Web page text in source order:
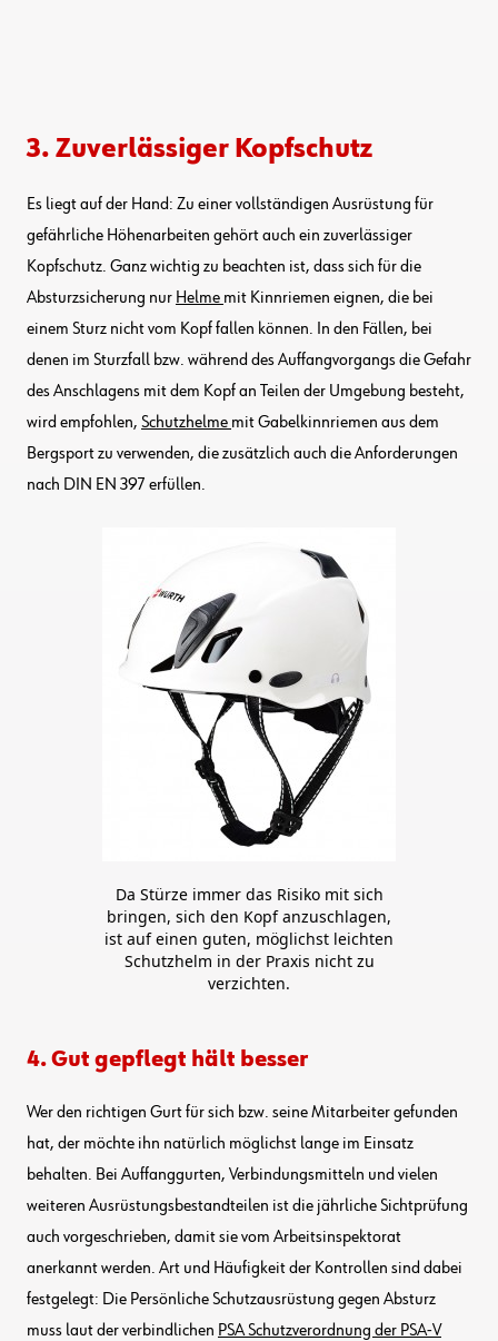
3. Zuverlässiger Kopfschutz
Es liegt auf der Hand: Zu einer vollständigen Ausrüstung für
gefährliche Höhenarbeiten gehört auch ein zuverlässiger
Kopfschutz. Ganz wichtig zu beachten ist, dass sich für die
Absturzsicherung nur Helme mit Kinnriemen eignen, die bei
einem Sturz nicht vom Kopf fallen können. In den Fällen, bei
denen im Sturzfall bzw. während des Auffangvorgangs die Gefahr
des Anschlagens mit dem Kopf an Teilen der Umgebung besteht,
wird empfohlen, Schutzhelme mit Gabelkinnriemen aus dem
Bergsport zu verwenden, die zusätzlich auch die Anforderungen
nach DIN EN 397 erfüllen.
Da Stürze immer das Risiko mit sich
bringen, sich den Kopf anzuschlagen,
ist auf einen guten, möglichst leichten
Schutzhelm in der Praxis nicht zu
verzichten.
4. Gut gepflegt hält besser
Wer den richtigen Gurt für sich bzw. seine Mitarbeiter gefunden
hat, der möchte ihn natürlich möglichst lange im Einsatz
behalten. Bei Auffanggurten, Verbindungsmitteln und vielen
weiteren Ausrüstungsbestandteilen ist die jährliche Sichtprüfung
auch vorgeschrieben, damit sie vom Arbeitsinspektorat
anerkannt werden. Art und Häufigkeit der Kontrollen sind dabei
festgelegt: Die Persönliche Schutzausrüstung gegen Absturz
muss laut der verbindlichen PSA Schutzverordnung der PSA-V